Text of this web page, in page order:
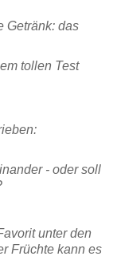
Getränk: das
tollen Test
- oder soll
unter den
Früchte kann es